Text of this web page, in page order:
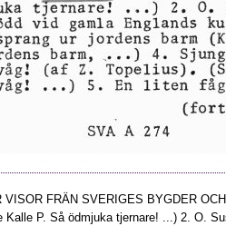
FRÄN SVERIGES BYGDER
Kalle P. Så ödmjuka tjernare! ...) 2. O.